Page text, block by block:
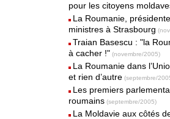
pour les citoyens
La Roumanie,
ministres à Strasbourg
Traian Basescu : "la
à cacher !" (novembre/2005)
La Roumanie dans
et rien d’autre (septembre/
Les premiers
roumains (septembre/2005)
La Moldavie aux côtés